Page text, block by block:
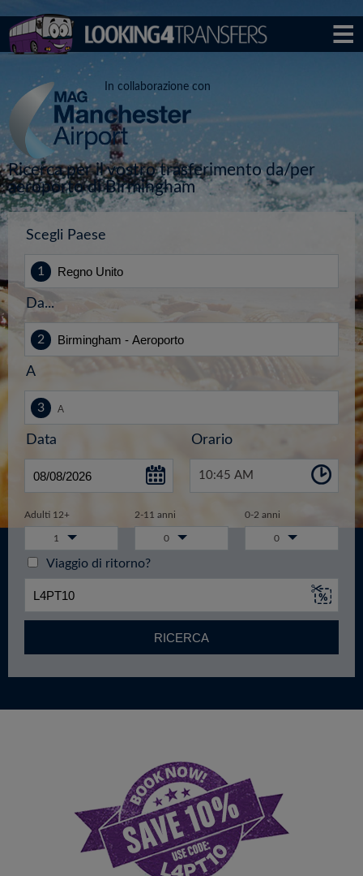
In collaborazione con
Ricerca per il vostro trasferimento da/per
aeroporto di Birmingham
Scegli Paese
Da...
A
Data Orario
10:45 AM
Adulti 12+ 2-11 anni 0-2 anni
1 0 0
Viaggio di ritorno?
RICERCA